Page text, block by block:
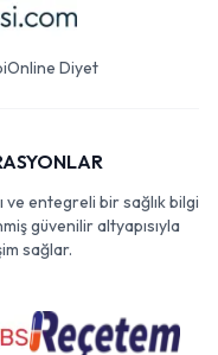
Online Diyet
ve entegreli bir sağlık bilgi
güvenilir altyapısıyla
sağlar.